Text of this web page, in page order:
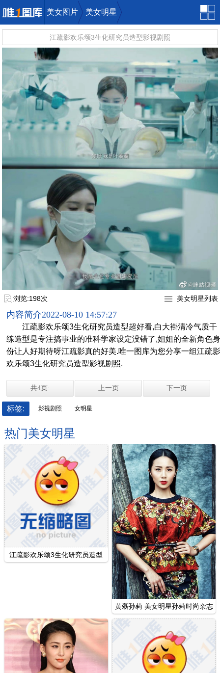
唯一图库
美女图片 美女明星
江疏影欢乐颂3生化研究员造型影视剧照
浏览:198次 美女明星列表
内容简介2022-08-10 14:57:27
江疏影欢乐颂3生化研究员造型超好看,白大褂清冷气质干
练造型是专注搞事业的准科学家设定没错了,姐姐的全新角色
份让人好期待呀江疏影真的好美.唯一图库为您分享一组江疏
欢乐颂3生化研究员造型影视剧照.
共4页: 上一页 下一页
标签: 影视剧照 女明星
热门美女明星
江疏影欢乐颂3生化研究员造型
黄磊孙莉 美女明星孙莉时尚杂志
封面写真